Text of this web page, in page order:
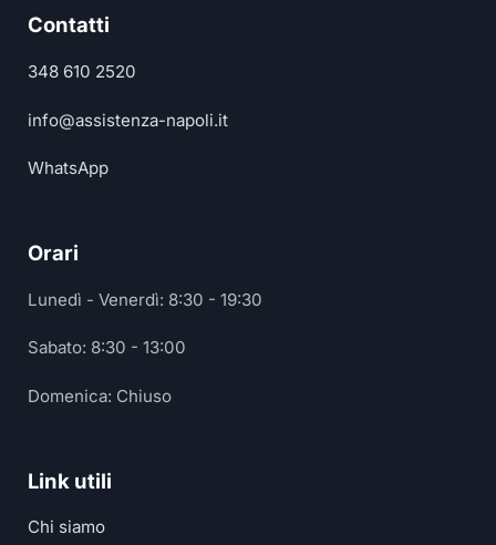
Contatti
348 610 2520
info@assistenza-napoli.it
WhatsApp
Orari
Lunedì - Venerdì: 8:30 - 19:30
Sabato: 8:30 - 13:00
Domenica: Chiuso
Link utili
Chi siamo